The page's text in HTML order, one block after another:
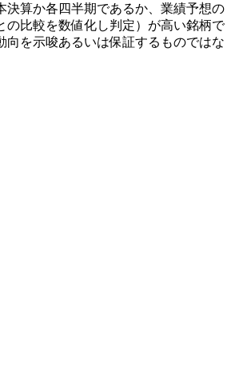
算か各四半期であるか、業績予想の
比較を数値化し判定）が高い銘柄で
を示唆あるいは保証するものではな